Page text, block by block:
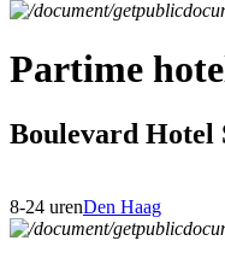
Partime
Boulevard Hotel
8-24 urenDen Haag